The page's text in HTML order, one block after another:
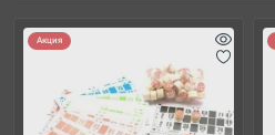
Акция